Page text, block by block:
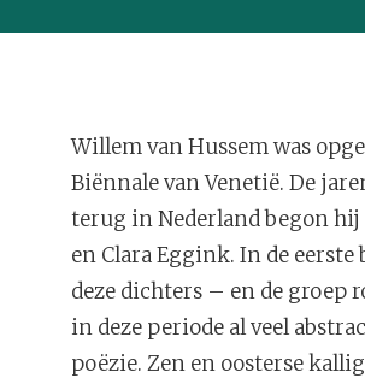
Willem van Hussem was
Biënnale van Venetië. De
terug in Nederland begon hij
en Clara Eggink. In de eerste
deze dichters – en de groep
in deze periode al veel
poëzie. Zen en oosterse